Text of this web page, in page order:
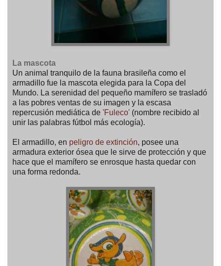
La mascota
Un animal tranquilo de la fauna brasileña como el
armadillo fue la mascota elegida para la Copa del
Mundo. La serenidad del pequeño mamífero se trasladó
a las pobres ventas de su imagen y la escasa
repercusión mediática de 'Fuleco' (nombre recibido al
unir las palabras fútbol más ecología).
El armadillo, en peligro de extinción, posee una
armadura exterior ósea que le sirve de protección y que
hace que el mamífero se enrosque hasta quedar con
una forma redonda.